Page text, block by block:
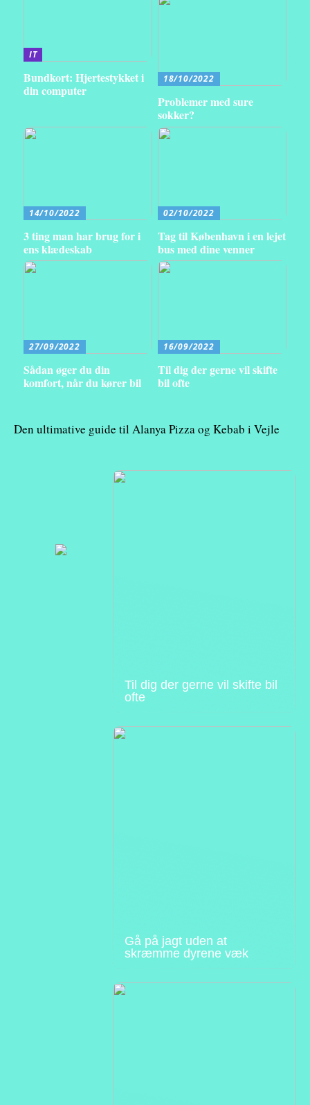
IT
Bundkort: Hjertestykket i
din computer
18/10/2022
Problemer med sure
sokker?
14/10/2022
3 ting man har brug for i
ens klædeskab
02/10/2022
Tag til København i en lejet
bus med dine venner
27/09/2022
Sådan øger du din
komfort, når du kører bil
16/09/2022
Til dig der gerne vil skifte
bil ofte
Den ultimative guide til Alanya Pizza og Kebab i Vejle
Til dig der gerne vil skifte bil
ofte
Gå på jagt uden at
skræmme dyrene væk